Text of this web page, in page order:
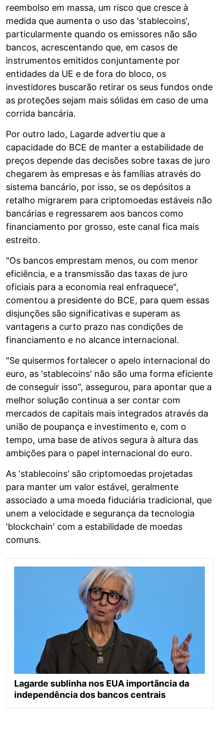
reembolso em massa, um risco que cresce à
medida que aumenta o uso das 'stablecoins',
particularmente quando os emissores não são
bancos, acrescentando que, em casos de
instrumentos emitidos conjuntamente por
entidades da UE e de fora do bloco, os
investidores buscarão retirar os seus fundos onde
as proteções sejam mais sólidas em caso de uma
corrida bancária.
Por outro lado, Lagarde advertiu que a
capacidade do BCE de manter a estabilidade de
preços depende das decisões sobre taxas de juro
chegarem às empresas e às famílias através do
sistema bancário, por isso, se os depósitos a
retalho migrarem para criptomoedas estáveis não
bancárias e regressarem aos bancos como
financiamento por grosso, este canal fica mais
estreito.
"Os bancos emprestam menos, ou com menor
eficiência, e a transmissão das taxas de juro
oficiais para a economia real enfraquece",
comentou a presidente do BCE, para quem essas
disjunções são significativas e superam as
vantagens a curto prazo nas condições de
financiamento e no alcance internacional.
"Se quisermos fortalecer o apelo internacional do
euro, as 'stablecoins' não são uma forma eficiente
de conseguir isso", assegurou, para apontar que a
melhor solução continua a ser contar com
mercados de capitais mais integrados através da
união de poupança e investimento e, com o
tempo, uma base de ativos segura à altura das
ambições para o papel internacional do euro.
As 'stablecoins' são criptomoedas projetadas
para manter um valor estável, geralmente
associado a uma moeda fiduciária tradicional, que
unem a velocidade e segurança da tecnologia
'blockchain' com a estabilidade de moedas
comuns.
Lagarde sublinha nos EUA importância da
independência dos bancos centrais